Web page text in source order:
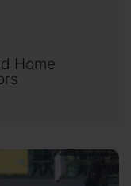
Home